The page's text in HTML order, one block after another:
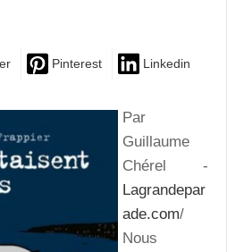
Pinterest Linkedin
Par
Guillaume
Chérel -
Lagrandepar
ade.com/
Nous